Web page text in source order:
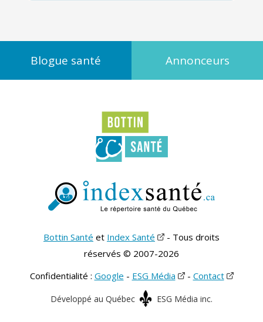
Blogue santé Annonceurs
Bottin Santé et Index Santé
- Tous droits
réservés © 2007-2026
Confidentialité : Google - ESG Média - Contact
Développé au Québec ESG Média inc.